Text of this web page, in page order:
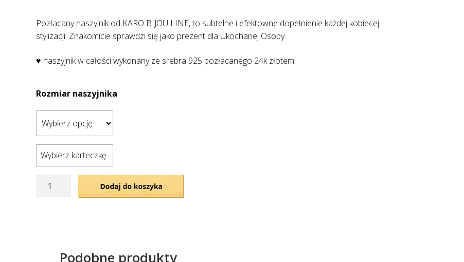
Pozłacany naszyjnik od KARO BIJOU LINE, to subtelne i efektowne dopełnienie każdej kobiecej
stylizacji. Znakomicie sprawdzi się jako prezent dla Ukochanej Osoby.
♥ naszyjnik w całości wykonany ze srebra 925 pozłacanego 24k złotem.
Rozmiar naszyjnika
Wybierz karteczkę
ilość
Pozłacany
Dodaj do koszyka
Podobne produkty